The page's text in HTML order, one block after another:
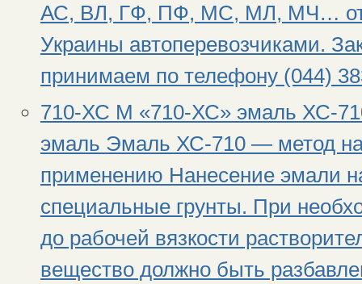
АС, ВЛ, ГФ, ПФ, МС, МЛ, МЧ…
Украины автоперевозчиками.
принимаем по телефону (044)
710-ХС М «710-ХС» эмаль ХС-
эмаль Эмаль ХС-710 — метод
применению Нанесение эмали
специальные грунты. При
до рабочей вязкости
вещество должно быть